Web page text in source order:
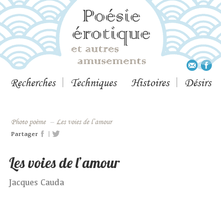
Recherches Techniques Histoires Désirs
Photo poème – Les voies de l’amour
Partager |
Les voies de l’amour
Jacques Cauda